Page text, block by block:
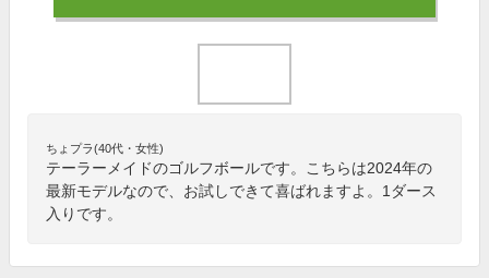
ちょプラ(40代・女性)
テーラーメイドのゴルフボールです。こちらは2024年の
最新モデルなので、お試しできて喜ばれますよ。1ダース
入りです。